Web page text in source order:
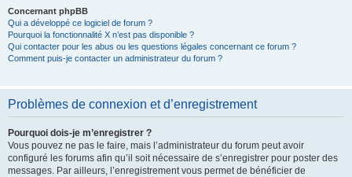
Concernant phpBB
Qui a développé ce logiciel de forum ?
Pourquoi la fonctionnalité X n’est pas disponible ?
Qui contacter pour les abus ou les questions légales concernant ce forum ?
Comment puis-je contacter un administrateur du forum ?
Problèmes de connexion et d’enregistrement
Pourquoi dois-je m’enregistrer ?
Vous pouvez ne pas le faire, mais l’administrateur du forum peut avoir
configuré les forums afin qu’il soit nécessaire de s’enregistrer pour poster des
messages. Par ailleurs, l’enregistrement vous permet de bénéficier de